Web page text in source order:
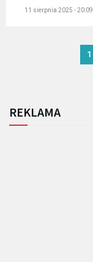
11 sierpnia 2025 - 20:09
1
REKLAMA